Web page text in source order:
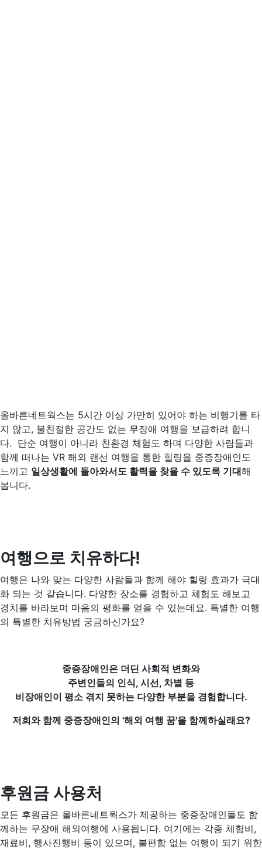
올바른네트웍스는 5시간 이상 가만히 있어야 하는 비행기를 타
지 않고, 불친절한 공간도 없는 무장애 여행을 보급하려 합니
다. 단순 여행이 아니라 친환경 체험도 하며 다양한 사람들과
함께 떠나는 VR 해외 랜선 여행을 통한 힐링을 중증장애인도
느끼고 일상생활에 돌아와서도 활력을 찾을 수 있도록 기대해
봅니다.
여행으로 치유하다!
여행은 나와 맞는 다양한 사람들과 함께 해야 힐링 효과가 극대
화 되는 것 같습니다. 다양한 장소를 경험하고 체험도 해보고
경치를 바라보며 마음의 평화를 얻을 수 있는데요. 특별한 여행
의 특별한 치유방법 궁금하신가요?
중증장애인은 더딘 사회적 변화와
주변인들의 인식, 시선, 차별 등
비장애인이 평소 겪지 못하는 다양한 부분을 경험합니다.
저희와 함께 중증장애인의 '해외 여행 꿈'을 함께하실래요?
후원금 사용처
모든 후원금은 올바른네트웍스가 제공하는 중증장애인들도 함
께하는 무장애 해외여행에 사용됩니다. 여기에는 각종 체험비,
재료비, 행사진행비 등이 있으며, 불편함 없는 여행이 되기 위한